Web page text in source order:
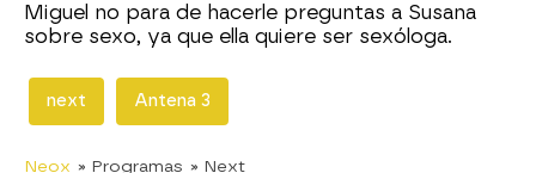
Miguel no para de hacerle preguntas a Susana
sobre sexo, ya que ella quiere ser sexóloga.
next Antena 3
Neox » Programas » Next